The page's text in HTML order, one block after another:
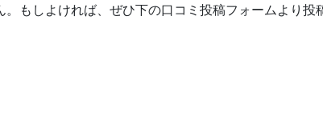
もしよければ、ぜひ下の口コミ投稿フォームより投